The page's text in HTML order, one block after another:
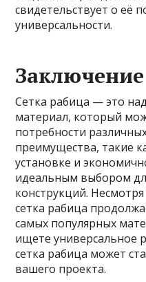
свидетельствует о её
универсальности.
Заключение
Сетка рабица — это
материал, который
потребности
преимущества, такие
установке и
идеальным выбором
конструкций.
сетка рабица
самых популярных
ищете универсальное
сетка рабица может
вашего проекта.